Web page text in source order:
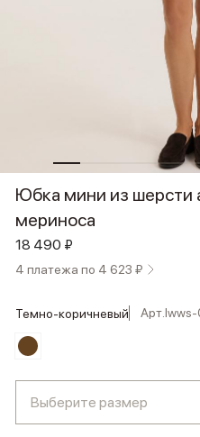
Юбка мини из шерсти
мериноса
18 490 ₽
4 платежа по 4 623 ₽
темно-коричневый Арт.lwws-
Выберите размер